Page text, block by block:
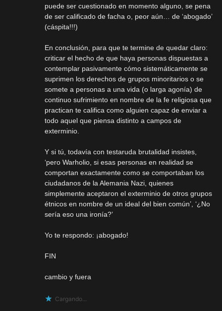
puede ser cuestionado en momento alguno, se pena
de ser calificado de facha o, peor aún… de ‘abogado’
(cáspita!!!)
En conclusión, para que te termine de quedar claro:
criticar el hecho de que haya personas dispuestas a
contemplar pasivamente cómo sistemáticamente se
suprimen los derechos de grupos minoritarios o se
somete a personas a una vida (o larga agonía) de
continuo sufrimiento en nombre de la fe religiosa que
practican te califica como alguien capaz de enviar a
todo aquel que piensa distinto a campos de
exterminio.
Y si tú, todavía con testaruda brutalidad insistes,
‘pero Warholio, si esas personas en realidad se
comportan exactamente como se comportaban los
ciudadanos de la Alemania Nazi, quienes
simplemente aceptaron el exterminio de otros grupos
étnicos en nombre de un ideal del bien común’, ‘¿No
sería eso una ironía?’
Yo te respondo: ¡abogado!
FIN
cambio y fuera
Cargando...